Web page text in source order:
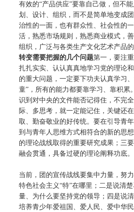
有效的“产品供应”要靠自己做，但不
划、设计、组织，而不是简单地变成
治性的一面，也有群众性、社会性的
活，熟悉市场规则，熟悉商业模式，
组织，广泛与各类生产文化艺术产品
转变需要把握的几个问题第一，要注
扎扎实实、认认真真地学习党的理论
的重大问题，一定要下功夫认真学习
童”，所有的能力都要靠学习、靠积
识到对中央的文件能否记得住，不完
际、多思考，就一定能记住，关键还
取、勤奋敬业的好传统。要在引导青
到与青年人思维方式相符合的新的思
的理论战线取得的重要研究成果；三
融会贯通，具备过硬的理论阐释功底。
当前，团的宣传战线要集中力量，努
特色社会主义“特”在哪里；二是说清
量、为什么要坚持党的领导；四是说
培养青少年爱祖国、爱人民、爱中华